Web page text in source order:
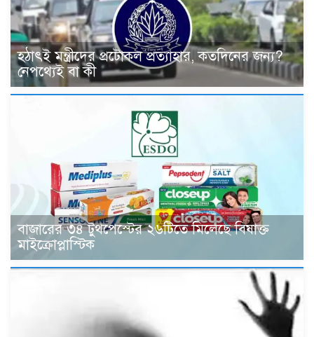
হঠাৎই মন্ত্রীদের প্রটোকল প্রত্যাহার, কতদিনের জন্য?
নেপথ্যেই বা কী
বাজারের ৩৪ টুথপেস্টের ২৬টিতে মিলেছে বিষাক্ত
মাইক্রোপ্লাস্টিক